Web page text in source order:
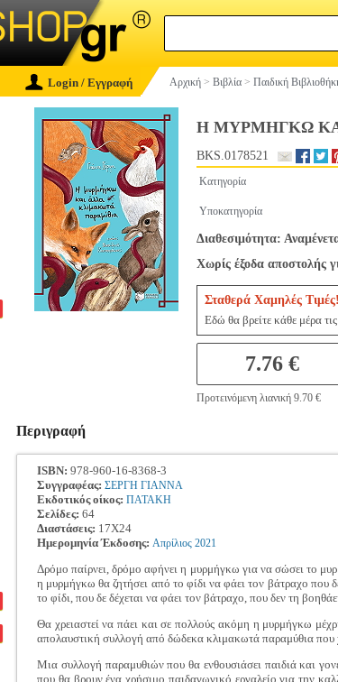
Login / Εγγραφή Αρχική > Βιβλία > Παιδική
Η ΜΥΡΜΗΓΚΩ
BKS.0178521
Κατηγορία
Υποκατηγορία
Διαθεσιμότητα:
Χωρίς έξοδα αποστολής
Σταθερά Χαμηλές Τιμές!
Εδώ θα βρείτε κάθε μέρα
7.76 €
Προτεινόμενη λιανική 9.70 €
Περιγραφή
ISBN: 978-960-16-8368-3
Συγγραφέας: ΣΕΡΓΗ ΓΙΑΝΝΑ
Εκδοτικός οίκος: ΠΑΤΑΚΗ
Σελίδες: 64
Διαστάσεις: 17Χ24
Ημερομηνία Έκδοσης: Απρίλιος 2021
Δρόμο παίρνει, δρόμο αφήνει η μυρμήγκω για να σώσει το
η μυρμήγκω θα ζητήσει από το φίδι να φάει τον βάτραχο που
το φίδι, που δε δέχεται να φάει τον βάτραχο, που δεν τη
Θα χρειαστεί να πάει και σε πολλούς ακόμη η μυρμήγκω
απολαυστική συλλογή από δώδεκα κλιμακωτά παραμύθια που
Μια συλλογή παραμυθιών που θα ενθουσιάσει παιδιά και
που θα βρουν ένα χρήσιμο παιδαγωγικό εργαλείο για την